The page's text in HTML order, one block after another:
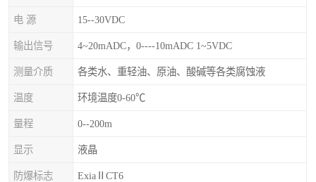
电 源 15--30VDC
输出信号 4~20mADC，0----10mADC 1~5VDC
测量介质 各类水、重轻油、原油、酸碱等各类腐蚀液
温度 环境温度0-60℃
量程 0--200m
显示 液晶
防爆标志 ExiaⅡCT6